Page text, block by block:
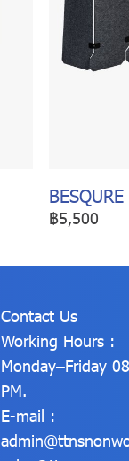
฿5,500
Contact Us
Working Hours :
Monday–Friday
PM.
E-mail :